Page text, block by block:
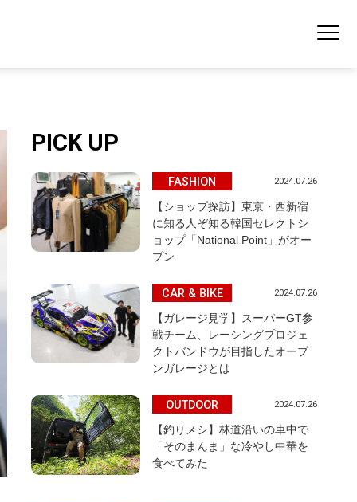
PICK UP
FASHION 2024.07.26
【ショップ探訪】東京・西新宿
に知る人ぞ知る韓国セレクトシ
ョップ「National Point」がオー
プン
CAR & BIKE 2024.07.26
【ガレージ見学】スーパーGT参
戦チーム、レーシングプロジェ
クトバンドウが目指したオープ
ンガレージとは
OUTDOOR 2024.07.26
【釣りメシ】林道沿いの車中で
「そのまんま」な冷やし中華を
食べてみた